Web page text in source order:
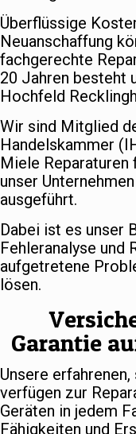
Überflüssige
Neuanschaffung
fachgerechte
20 Jahren besteht
Hochfeld
Wir sind Mitglied
Handelskammer
Miele
unser
ausgeführt.
Dabei ist es unser
Fehleranalyse und
aufgetretene
lösen.
Garantie
Unsere
verfügen zur
Geräten in jedem
Fähigkeiten und